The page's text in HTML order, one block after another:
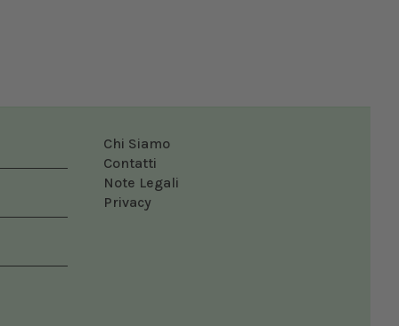
Chi Siamo
Contatti
Note Legali
Privacy